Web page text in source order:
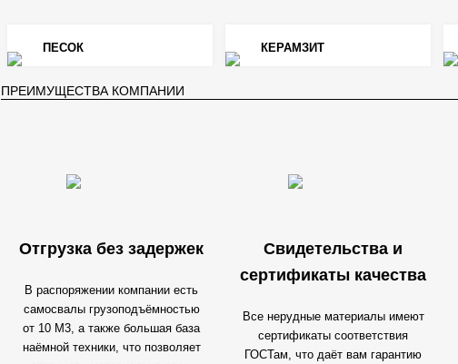
ПЕСОК КЕРАМЗИТ
ПРЕИМУЩЕСТВА КОМПАНИИ
Отгрузка без задержек
В распоряжении компании есть
самосвалы грузоподъёмностью
от 10 М3, а также большая база
наёмной техники, что позволяет
Свидетельства и
сертификаты качества
Все нерудные материалы имеют
сертификаты соответствия
ГОСТам, что даёт вам гарантию